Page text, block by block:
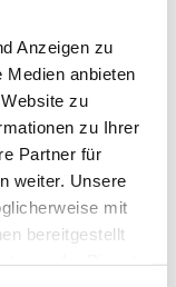
Anzeigen zu
Medien anbieten
zu
zu Ihrer
Partner für
weiter. Unsere
mit
bereitgestellt
Belgisches
Drinks
für alle
Köln
Köln bei
Messen
Shopping